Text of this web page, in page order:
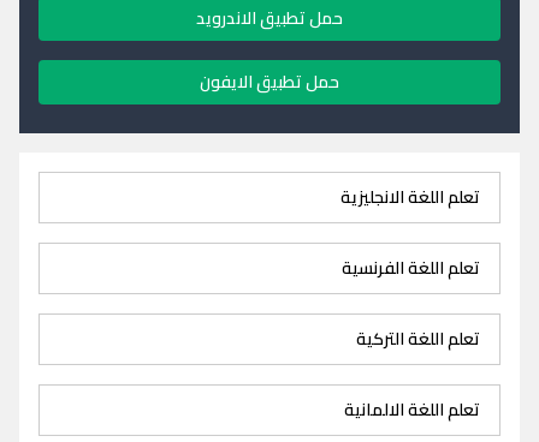
حمل تطبيق الاندرويد
حمل تطبيق الايفون
تعلم اللغة الانجليزية
تعلم اللغة الفرنسية
تعلم اللغة التركية
تعلم اللغة الالمانية